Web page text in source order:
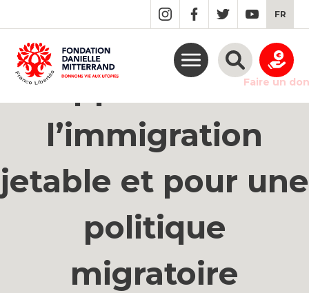
MAIN
CONTENT
FR
Faire un don
Appel contre
l’immigration
jetable et pour une
politique
migratoire